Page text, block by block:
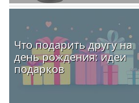
Что подарить другу на
день рождения: идеи
подарков